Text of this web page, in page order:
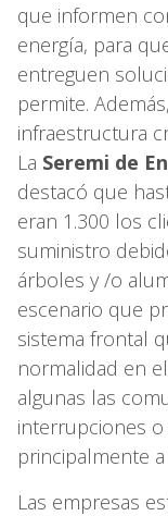
que informen
energía, para
entreguen
permite.
infraestructura
La Seremi de
destacó que
eran 1.300 los
suministro
árboles y /o
escenario que
sistema frontal
normalidad en
algunas las
interrupciones
principalmente
Las empresas